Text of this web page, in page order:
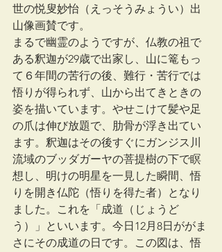
世の悦叟妙怡（えっそうみょうい）出
山像画賛です。
まるで幽霊のようですが、仏教の祖で
ある釈迦が29歳で出家し、山に篭もっ
て６年間の苦行の後、難行・苦行では
悟りが得られず、山から出てきときの
姿を描いています。やせこけて髪や足
の爪は伸び放題で、肋骨が浮き出てい
ます。釈迦はその後すぐにガンジス川
流域のブッダガーヤの菩提樹の下で瞑
想し、明けの明星を一見した瞬間、悟
りを開き仏陀（悟りを得た者）となり
ました。これを「成道（じょうど
う）」といいます。今日12月8日ががま
さにその成道の日です。この図は、悟